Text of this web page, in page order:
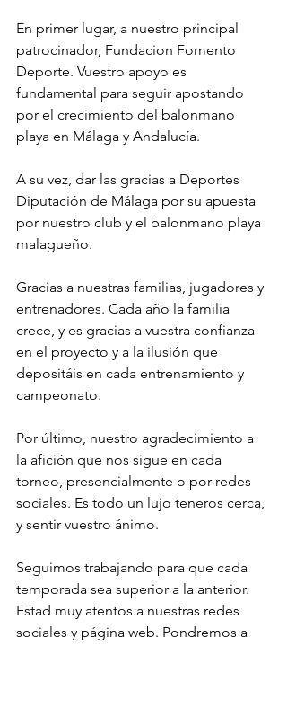
En primer lugar, a nuestro principal
patrocinador, Fundacion Fomento
Deporte. Vuestro apoyo es
fundamental para seguir apostando
por el crecimiento del balonmano
playa en Málaga y Andalucía.
A su vez, dar las gracias a Deportes
Diputación de Málaga por su apuesta
por nuestro club y el balonmano playa
malagueño.
Gracias a nuestras familias, jugadores y
entrenadores. Cada año la familia
crece, y es gracias a vuestra confianza
en el proyecto y a la ilusión que
depositáis en cada entrenamiento y
campeonato.
Por último, nuestro agradecimiento a
la afición que nos sigue en cada
torneo, presencialmente o por redes
sociales. Es todo un lujo teneros cerca,
y sentir vuestro ánimo.
Seguimos trabajando para que cada
temporada sea superior a la anterior.
Estad muy atentos a nuestras redes
sociales y página web. Pondremos a